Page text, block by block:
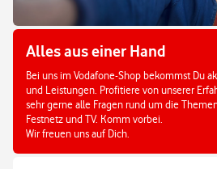
Alles aus einer Hand
Bei uns im Vodafone-Shop bekommst Du
und Leistungen. Profitiere von unserer
sehr gerne alle Fragen rund um die
Festnetz und TV. Komm vorbei.
Wir freuen uns auf Dich.